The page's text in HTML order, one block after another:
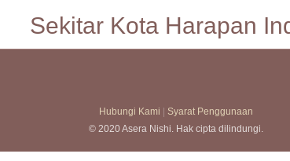
Sekitar Kota Harapan
Hubungi Kami | Syarat Penggunaan
© 2020 Asera Nishi. Hak cipta dilindungi.